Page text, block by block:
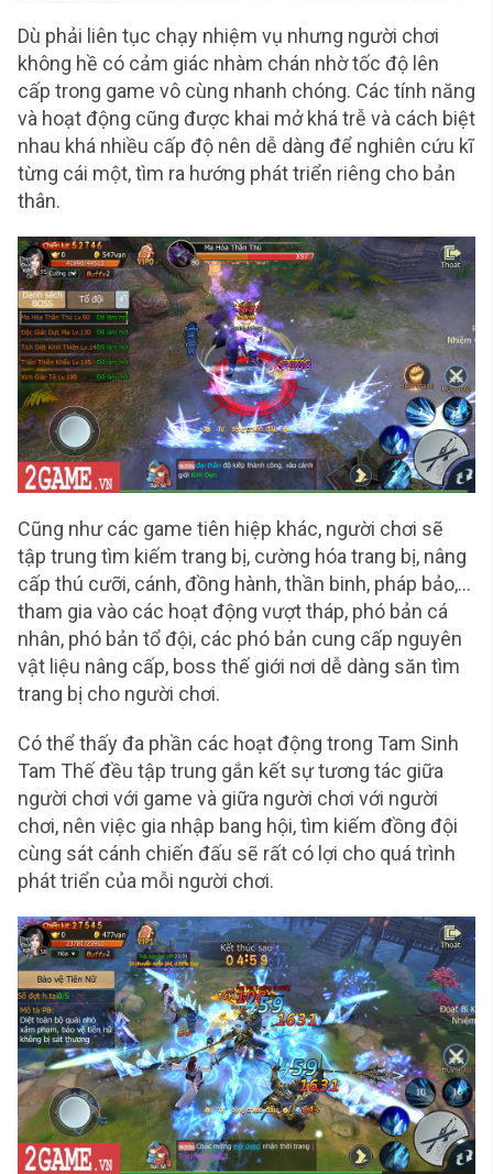
Dù phải liên tục chạy nhiệm vụ nhưng người chơi
không hề có cảm giác nhàm chán nhờ tốc độ lên
cấp trong game vô cùng nhanh chóng. Các tính năng
và hoạt động cũng được khai mở khá trễ và cách biệt
nhau khá nhiều cấp độ nên dễ dàng để nghiên cứu kĩ
từng cái một, tìm ra hướng phát triển riêng cho bản
thân.
Cũng như các game tiên hiệp khác, người chơi sẽ
tập trung tìm kiếm trang bị, cường hóa trang bị, nâng
cấp thú cưỡi, cánh, đồng hành, thần binh, pháp bảo,…
tham gia vào các hoạt động vượt tháp, phó bản cá
nhân, phó bản tổ đội, các phó bản cung cấp nguyên
vật liệu nâng cấp, boss thế giới nơi dễ dàng săn tìm
trang bị cho người chơi.
Có thể thấy đa phần các hoạt động trong Tam Sinh
Tam Thế đều tập trung gắn kết sự tương tác giữa
người chơi với game và giữa người chơi với người
chơi, nên việc gia nhập bang hội, tìm kiếm đồng đội
cùng sát cánh chiến đấu sẽ rất có lợi cho quá trình
phát triển của mỗi người chơi.